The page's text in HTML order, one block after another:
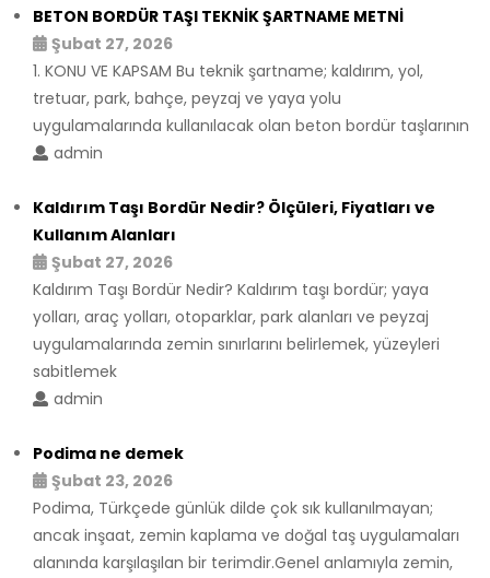
BETON BORDÜR TAŞI TEKNİK ŞARTNAME METNİ
Şubat 27, 2026
1. KONU VE KAPSAM Bu teknik şartname; kaldırım, yol,
tretuar, park, bahçe, peyzaj ve yaya yolu
uygulamalarında kullanılacak olan beton bordür taşlarının
admin
Kaldırım Taşı Bordür Nedir? Ölçüleri, Fiyatları ve
Kullanım Alanları
Şubat 27, 2026
Kaldırım Taşı Bordür Nedir? Kaldırım taşı bordür; yaya
yolları, araç yolları, otoparklar, park alanları ve peyzaj
uygulamalarında zemin sınırlarını belirlemek, yüzeyleri
sabitlemek
admin
Podima ne demek
Şubat 23, 2026
Podima, Türkçede günlük dilde çok sık kullanılmayan;
ancak inşaat, zemin kaplama ve doğal taş uygulamaları
alanında karşılaşılan bir terimdir.Genel anlamıyla zemin,